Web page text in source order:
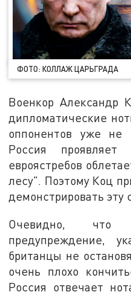
ФОТО: КОЛЛАЖ ЦАРЬГРАДА
Военкор Александр
дипломатические
оппонентов уже не
Россия
евроястребов
лесу". Поэтому Коц
демонстрировать эту
Очевидно,
предупреждение,
британцы не
очень плохо
Россия отвечает